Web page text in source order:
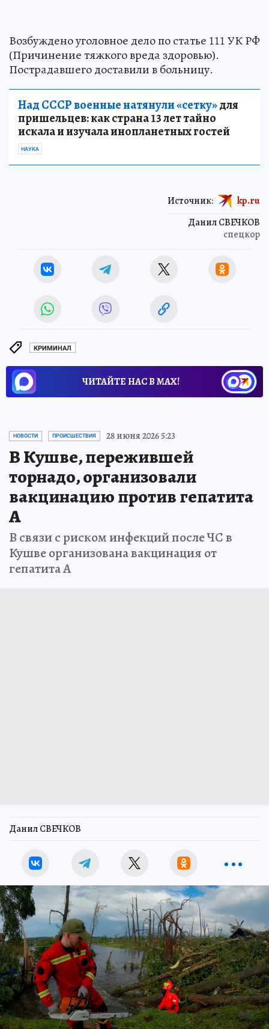
Возбуждено уголовное дело по статье 111 УК РФ
(Причинение тяжкого вреда здоровью).
Пострадавшего доставили в больницу.
Над СССР военные натянули «сетку»для
пришельцев: как страна 13 лет тайно
искала и изучала инопланетных гостей
НАУКА
Данил СВЕЧКОВ
спецкор
Источник: kp.ru
КРИМИНАЛ
ЧИТАЙТЕ НАС В МАХ!
НОВОСТИ ПРОИСШЕСТВИЯ 28 июня 2026 5:23
В Кушве, пережившей
торнадо, организовали
вакцинацию против гепатита
А
В связи с риском инфекций после ЧС в
Кушве организована вакцинация от
гепатита А
Данил СВЕЧКОВ